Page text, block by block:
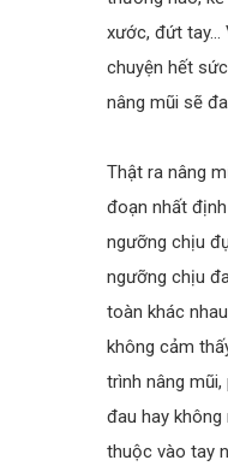
xước, đứt tay…
chuyện hết
nâng mũi sẽ
Thật ra nâng
đoạn nhất
ngưỡng chịu
ngưỡng chịu
toàn khác
không cảm
trình nâng
đau hay
thuộc vào tay